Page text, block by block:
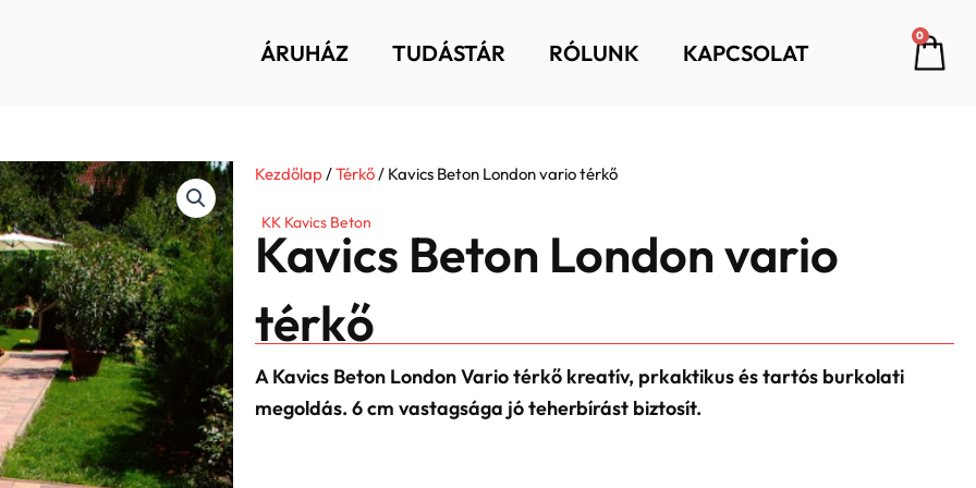
ÁRUHÁZ TUDÁSTÁR RÓLUNK KAPCSOLAT
0
Kezdőlap /Térkő / Kavics Beton London vario térkő
KK Kavics Beton
Kavics Beton London vario
térkő
A Kavics Beton London Vario térkő kreatív, prkaktikus és tartós burkolati
megoldás. 6 cm vastagsága jó teherbírást biztosít.